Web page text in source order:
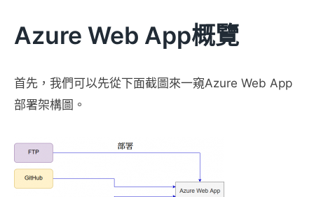
Azure Web App概覽
首先，我們可以先從下面截圖來一窺Azure Web App
部署架構圖。